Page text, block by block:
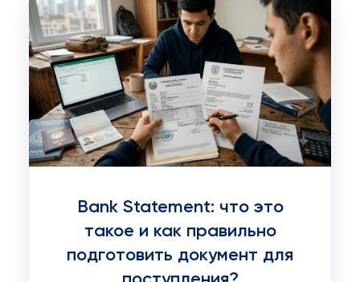
Bank Statement: что это
такое и как правильно
подготовить документ для